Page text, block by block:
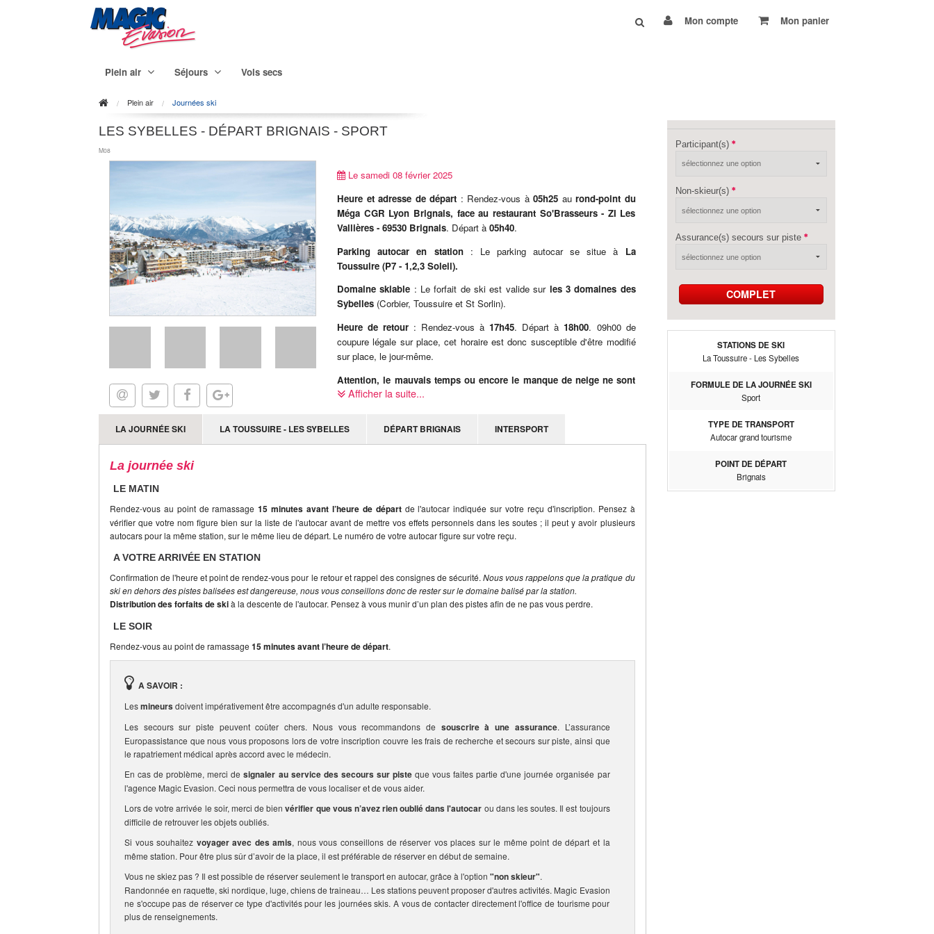
Mon compte Mon panier
Plein air Séjours Vols secs
Plein air Journées ski
LES SYBELLES - DÉPART BRIGNAIS - SPORT
M08
Le samedi 08 février 2025
Heure et adresse de départ : Rendez-vous à05h25 aurond-point du
Méga CGR Lyon Brignais, face au restaurant So'Brasseurs - ZI Les
Vallières - 69530 Brignais. Départ à05h40.
Parking autocar en station: Le parking autocar se situe à La
Toussuire(P7 - 1,2,3 Soleil).
Domaine skiable : Le forfait de ski est valide surles 3 domaines des
Sybelles (Corbier, Toussuire et St Sorlin).
Heure de retour : Rendez-vous à17h45. Départ à18h00. 09h00 de
coupure légale sur place, cet horaire est donc susceptible d'être modifié
sur place, le jour-même.
Attention, le mauvais temps ou encore le manque de neige ne sont
pas des motifs d'annulation valables de la part d'un participant.
Afficher la suite...
LA JOURNÉE SKI LA TOUSSUIRE - LES SYBELLES DÉPART BRIGNAIS INTERSPORT
La journée ski
LE MATIN
Rendez-vous au point de ramassage15 minutes avant l’heure de départde l'autocar indiquée sur votre reçu d'inscription. Pensez à
vérifier que votre nom figure bien sur la liste de l'autocar avant de mettre vos effets personnels dans les soutes ; il peut y avoir plusieurs
autocars pour la même station, sur le même lieu de départ. Le numéro de votre autocar figure sur votre reçu.
A VOTRE ARRIVÉE EN STATION
Confirmation de l'heure et point de rendez-vous pour le retour et rappel des consignes de sécurité.Nous vous rappelons que la pratique du
ski en dehors des pistes balisées est dangereuse, nous vous conseillons donc de rester sur le domaine balisé par la station.
Distribution des forfaits de skià la descente de l'autocar. Pensez à vous munir d’un plan des pistes afin de ne pas vous perdre.
LE SOIR
Rendez-vous au point de ramassage 15 minutes avant l’heure de départ.
A SAVOIR :
Lesmineursdoivent impérativement être accompagnés d'un adulte responsable.
Les secours sur piste peuvent coûter chers. Nous vous recommandons de souscrire à une assurance. L’assurance
Europassistance que nous vous proposons lors de votre inscription couvre les frais de recherche et secours sur piste, ainsi que
le rapatriement médical après accord avec le médecin.
En cas de problème, merci designaler au service des secours sur pisteque vous faites partie d'une journée organisée par
l'agence Magic Evasion. Ceci nous permettra de vous localiser et de vous aider.
Lors de votre arrivée le soir, merci de bienvérifier que vous n’avez rien oublié dans l'autocar ou dans les soutes. Il est toujours
difficile de retrouver les objets oubliés.
Si vous souhaitez voyager avec des amis, nous vous conseillons de réserver vos places sur le même point de départ et la
même station. Pour être plus sûr d’avoir de la place, il est préférable de réserver en début de semaine.
Vous ne skiez pas ? Il est possible de réserver seulement le transport en autocar, grâce à l'option "non skieur".
Randonnée en raquette, ski nordique, luge, chiens de traineau… Les stations peuvent proposer d'autres activités. Magic Evasion
ne s'occupe pas de réserver ce type d'activités pour les journées skis. A vous de contacter directement l'office de tourisme pour
plus de renseignements.
Participant(s)
Non-skieur(s)
Assurance(s) secours sur piste
COMPLET
STATIONS DE SKI
La Toussuire - Les Sybelles
FORMULE DE LA JOURNÉE SKI
Sport
TYPE DE TRANSPORT
Autocar grand tourisme
POINT DE DÉPART
Brignais